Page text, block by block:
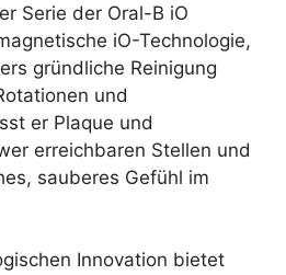
Serie der Oral-B iO
iO-Technologie,
gründliche Reinigung
und
er Plaque und
erreichbaren Stellen und
sauberes Gefühl im
Innovation bietet